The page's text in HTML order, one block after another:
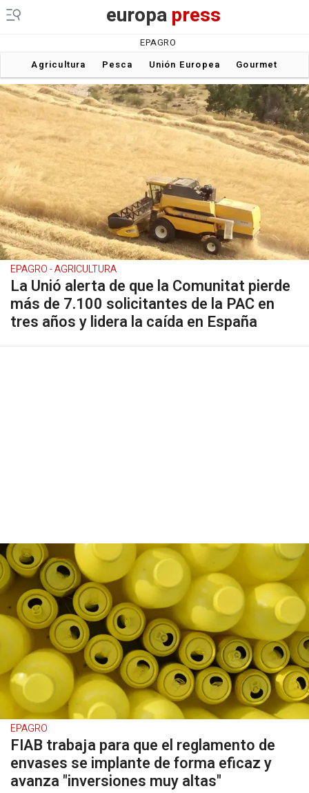
europapress
EPAGRO
Agricultura
Pesca Unión Europea Gourmet
EPAGRO - AGRICULTURA
La Unió alerta de que la Comunitat pierde
más de 7.100 solicitantes de la PAC en
tres años y lidera la caída en España
EPAGRO
FIAB trabaja para que el reglamento de
envases se implante de forma eficaz y
avanza "inversiones muy altas"